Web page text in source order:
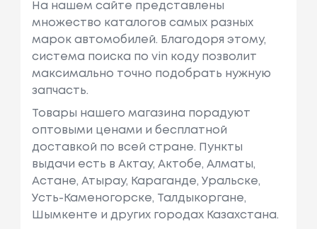
На нашем сайте представлены
множество каталогов самых разных
марок автомобилей. Благодоря этому,
система поиска по vin коду позволит
максимально точно подобрать нужную
запчасть.
Товары нашего магазина порадуют
оптовыми ценами и бесплатной
доставкой по всей стране. Пункты
выдачи есть в Актау, Актобе, Алматы,
Астане, Атырау, Караганде, Уральске,
Усть-Каменогорске, Талдыкоргане,
Шымкенте и других городах Казахстана.